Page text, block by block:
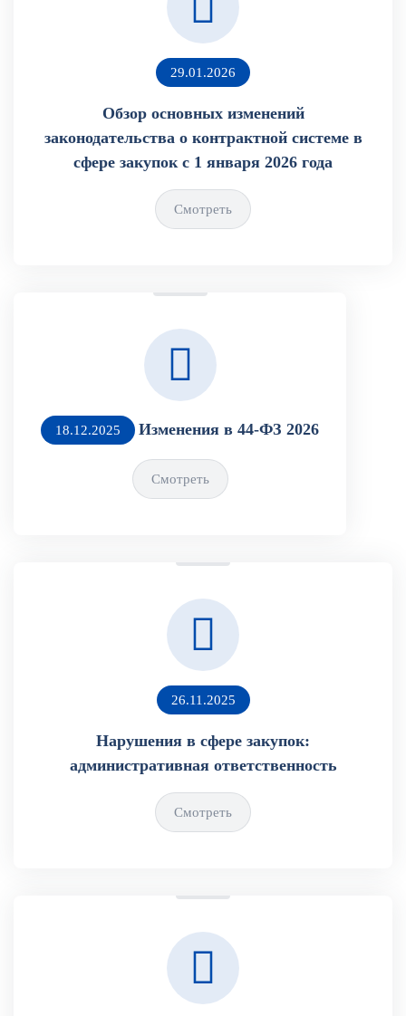
29.01.2026
Обзор основных изменений
законодательства о контрактной системе в
сфере закупок с 1 января 2026 года
Смотреть
18.12.2025 Изменения в 44-ФЗ 2026
Смотреть
26.11.2025
Нарушения в сфере закупок:
административная ответственность
Смотреть